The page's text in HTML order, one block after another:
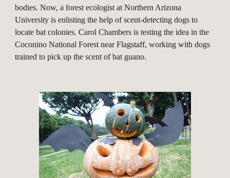
bodies. Now, a forest ecologist at Northern Arizona
University is enlisting the help of scent-detecting dogs to
locate bat colonies. Carol Chambers is testing the idea in the
Coconino National Forest near Flagstaff, working with dogs
trained to pick up the scent of bat guano.